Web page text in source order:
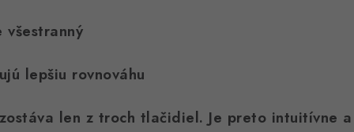
lepšiu rovnováhu
len z troch tlačidiel. Je preto intuitívne